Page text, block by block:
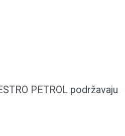
PETROL podržavaju